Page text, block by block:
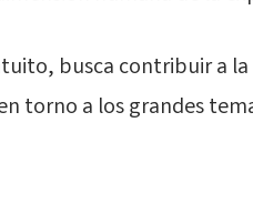
busca contribuir a
torno a los grandes